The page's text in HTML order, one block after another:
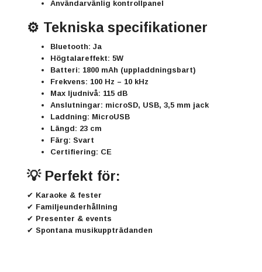
Användarvänlig kontrollpanel
⚙️ Tekniska specifikationer
Bluetooth: Ja
Högtalareffekt: 5W
Batteri: 1800 mAh (uppladdningsbart)
Frekvens: 100 Hz – 10 kHz
Max ljudnivå: 115 dB
Anslutningar: microSD, USB, 3,5 mm jack
Laddning: MicroUSB
Längd: 23 cm
Färg: Svart
Certifiering: CE
💡 Perfekt för:
✔ Karaoke & fester
✔ Familjeunderhållning
✔ Presenter & events
✔ Spontana musikuppträdanden